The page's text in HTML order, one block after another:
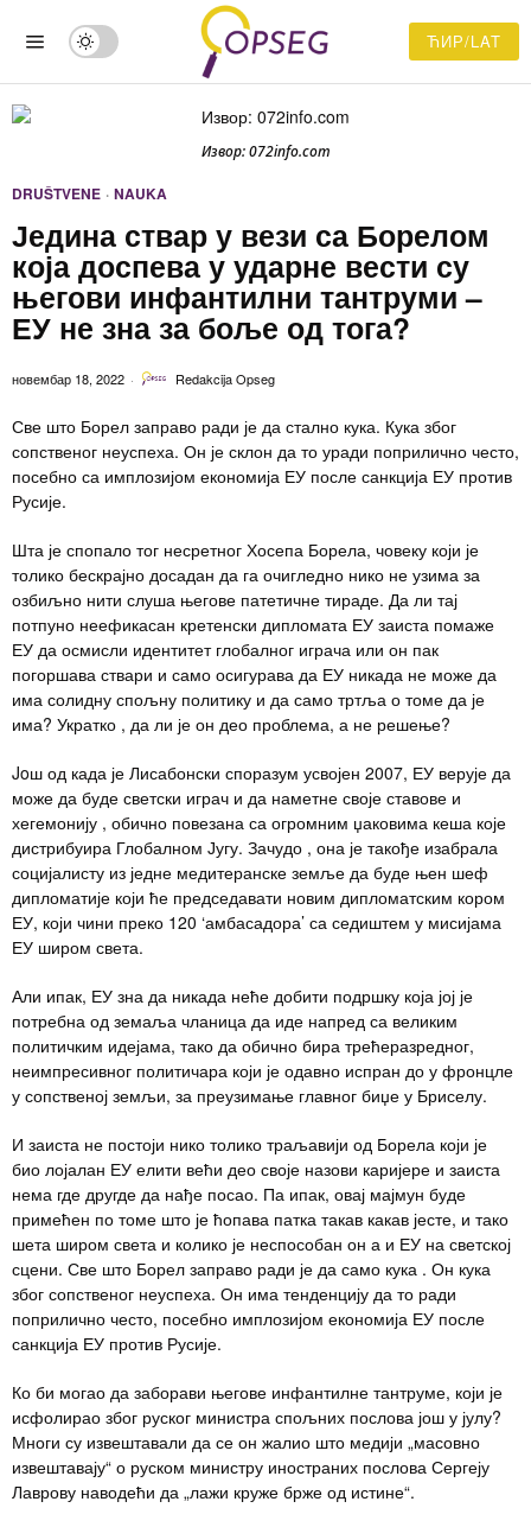
ЋИР/LAT
Извор: 072info.com
DRUŠTVENE · NAUKA
Једина ствар у вези са Борелом
која доспева у ударне вести су
његови инфантилни тантруми –
ЕУ не зна за боље од тога?
новембар 18, 2022 Redakcija Opseg
Све што Борел заправо ради је да стално кука. Кука због
сопственог неуспеха. Он је склон да то уради поприлично често,
посебно са имплозијом економија ЕУ после санкција ЕУ против
Русије.
Шта је спопало тог несретног Хосепа Борела, човеку који је
толико бескрајно досадан да га очигледно нико не узима за
озбиљно нити слуша његове патетичне тираде. Да ли тај
потпуно неефикасан кретенски дипломата ЕУ заиста помаже
ЕУ да осмисли идентитет глобалног играча или он пак
погоршава ствари и само осигурава да ЕУ никада не може да
има солидну спољну политику и да само тртља о томе да је
има? Укратко , да ли је он део проблема, а не решење?
Joш од када је Лисабонски споразум усвојен 2007, ЕУ верује да
може да буде светски играч и да наметне своје ставове и
хегемонију , обично повезана са огромним џаковима кеша које
дистрибуира Глобалном Југу. Зачудо , она је такође изабрала
социјалисту из једне медитеранске земље да буде њен шеф
дипломатије који ће председавати новим дипломатским кором
ЕУ, који чини преко 120 ‘амбасадора’ са седиштем у мисијама
ЕУ широм света.
Али ипак, ЕУ зна да никада неће добити подршку која јој је
потребна од земаља чланица да иде напред са великим
политичким идејама, тако да обично бира трећеразредног,
неимпресивног политичара који је одавно испран до у фронцле
у сопственој земљи, за преузимање главног биџе у Бриселу.
И заиста не постоји нико толико траљавији од Борела који је
био лојалан ЕУ елити већи део своје назови каријере и заиста
нема где другде да нађе посао. Па ипак, овај мајмун буде
примећен по томе што је ћопава патка такав какав јесте, и тако
шета широм света и колико је неспособан он а и ЕУ на светској
сцени. Све што Борел заправо ради је да само кука . Он кука
због сопственог неуспеха. Он има тенденцију да то ради
поприлично често, посебно имплозијом економија ЕУ после
санкција ЕУ против Русије.
Ко би могао да заборави његове инфантилне тантруме, који је
исфолирао због руског министра спољних послова још у јулу?
Многи су извештавали да се он жалио што медији „масовно
извештавају“ о руском министру иностраних послова Сергеју
Лаврову наводећи да „лажи круже брже од истине“.